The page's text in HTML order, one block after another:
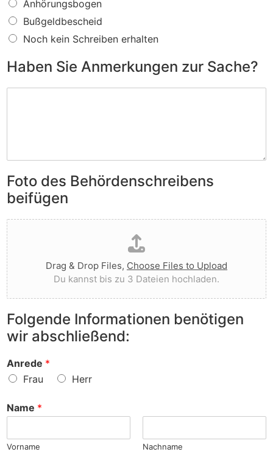
r
s
t
o
ß
w
v
o
r
g
e
w
o
r
f
e
n
?
c
h
e
S
l
i
e
t
I
h
n
e
n
v
o
r
?
Anhörungsbogen
Bußgeldbescheid
Noch kein Schreiben erhalten
Haben Sie Anmerkungen zur Sache?
e
A
n
e
r
k
u
n
g
e
n
z
u
S
a
c
e
Foto des Behördenschreibens
beifügen
D
a
t
e
i
h
o
h
l
d
e
n
Drag & Drop Files, Choose Files to Upload
Du kannst bis zu 3 Dateien hochladen.
Folgende Informationen benötigen
wir abschließend:
Anrede *
Frau
Herr
Name *
Vorname Nachname